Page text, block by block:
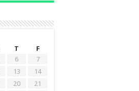
T
F
6
7
13
14
20
21